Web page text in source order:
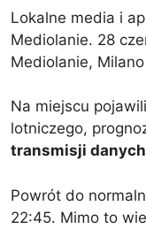
Lokalne media i
Mediolanie. 28
Mediolanie,
Na miejscu
lotniczego,
transmisji danych
Powrót do
22:45. Mimo to